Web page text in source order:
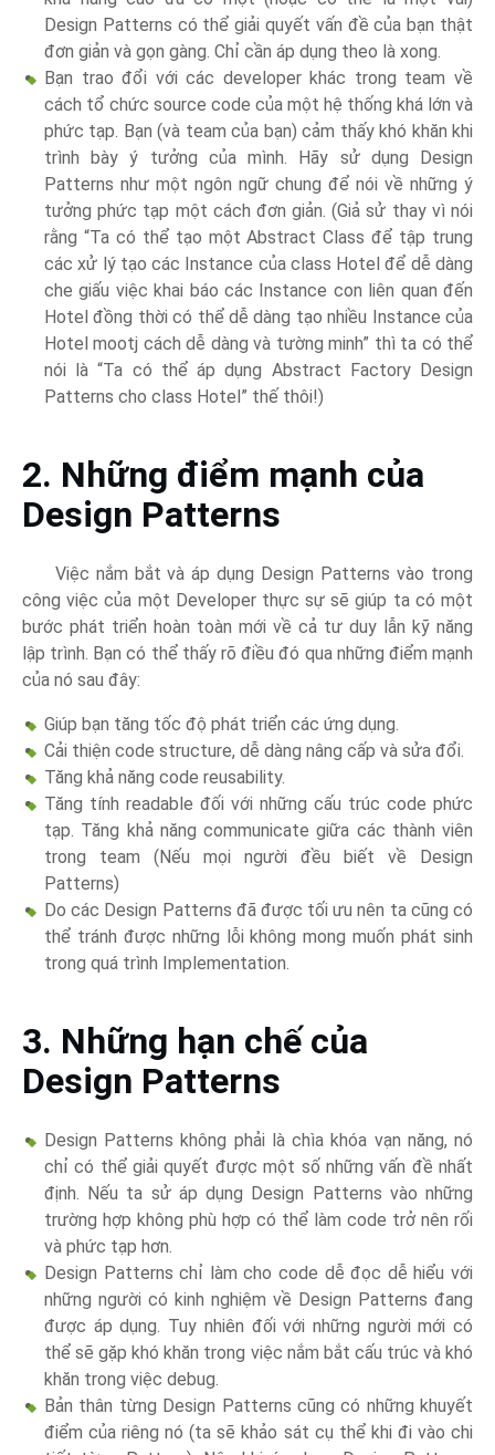
Design Patterns có thể giải quyết vấn đề của bạn thật
đơn giản và gọn gàng. Chỉ cần áp dụng theo là xong.
Bạn trao đổi với các developer khác trong team về
cách tổ chức source code của một hệ thống khá lớn và
phức tạp. Bạn (và team của bạn) cảm thấy khó khăn khi
trình bày ý tưởng của mình. Hãy sử dụng Design
Patterns như một ngôn ngữ chung để nói về những ý
tưởng phức tạp một cách đơn giản. (Giả sử thay vì nói
rằng “Ta có thể tạo một Abstract Class để tập trung
các xử lý tạo các Instance của class Hotel để dễ dàng
che giấu việc khai báo các Instance con liên quan đến
Hotel đồng thời có thể dễ dàng tạo nhiều Instance của
Hotel mootj cách dễ dàng và tường minh” thì ta có thể
nói là “Ta có thể áp dụng Abstract Factory Design
Patterns cho class Hotel” thế thôi!)
2. Những điểm mạnh của
Design Patterns
Việc nắm bắt và áp dụng Design Patterns vào trong
công việc của một Developer thực sự sẽ giúp ta có một
bước phát triển hoàn toàn mới về cả tư duy lẫn kỹ năng
lập trình. Bạn có thể thấy rõ điều đó qua những điểm mạnh
của nó sau đây:
Giúp bạn tăng tốc độ phát triển các ứng dụng.
Cải thiện code structure, dễ dàng nâng cấp và sửa đổi.
Tăng khả năng code reusability.
Tăng tính readable đối với những cấu trúc code phức
tạp. Tăng khả năng communicate giữa các thành viên
trong team (Nếu mọi người đều biết về Design
Patterns)
Do các Design Patterns đã được tối ưu nên ta cũng có
thể tránh được những lỗi không mong muốn phát sinh
trong quá trình Implementation.
3. Những hạn chế của
Design Patterns
Design Patterns không phải là chìa khóa vạn năng, nó
chỉ có thể giải quyết được một số những vấn đề nhất
định. Nếu ta sử áp dụng Design Patterns vào những
trường hợp không phù hợp có thể làm code trở nên rối
và phức tạp hơn.
Design Patterns chỉ làm cho code dễ đọc dễ hiểu với
những người có kinh nghiệm về Design Patterns đang
được áp dụng. Tuy nhiên đối với những người mới có
thể sẽ gặp khó khăn trong việc nắm bắt cấu trúc và khó
khăn trong việc debug.
Bản thân từng Design Patterns cũng có những khuyết
điểm của riêng nó (ta sẽ khảo sát cụ thể khi đi vào chi